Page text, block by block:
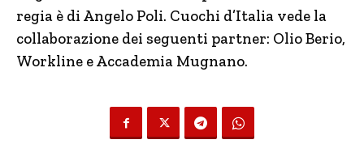
regia è di Angelo Poli. Cuochi d’Italia vede la
collaborazione dei seguenti partner: Olio Berio,
Workline e Accademia Mugnano.